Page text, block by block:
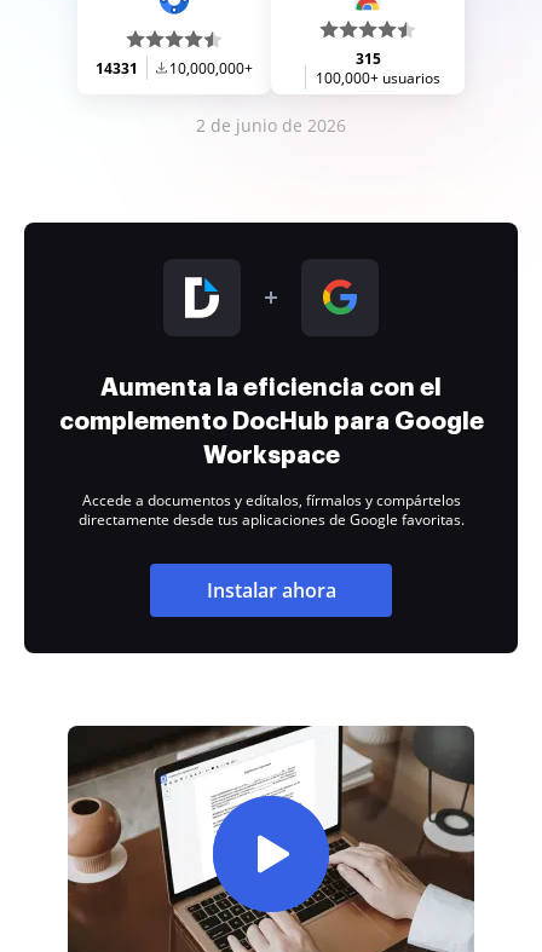
14331 10,000,000+
315
100,000+ usuarios
2 de junio de 2026
Aumenta la eficiencia con el
complemento DocHub para Google
Workspace
Accede a documentos y edítalos, fírmalos y compártelos
directamente desde tus aplicaciones de Google favoritas.
Instalar ahora